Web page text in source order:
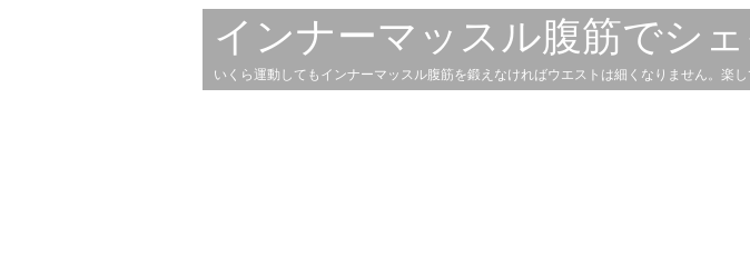
インナーマッスル腹筋でシェ
いくら運動してもインナーマッスル腹筋を鍛えなければウエストは細くなりません。楽